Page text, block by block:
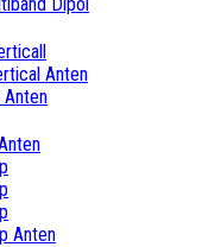
Anten
Anten